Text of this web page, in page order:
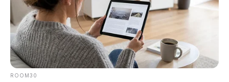
Bagikan:
Postingan Terkait
ROOM30